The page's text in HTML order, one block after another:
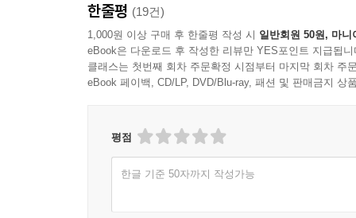
한줄평 (19건)
1,000원 이상 구매 후 한줄평 작성 시 일반회원 50원, 마니
eBook은 다운로드 후 작성한 리뷰만 YES포인트 지급됩니
클래스는 첫번째 회차 주문확정 시점부터 마지막 회차 주
eBook 페이백, CD/LP, DVD/Blu-ray, 패션 및 판매금지 상
평점
한글 기준 50자까지 작성가능